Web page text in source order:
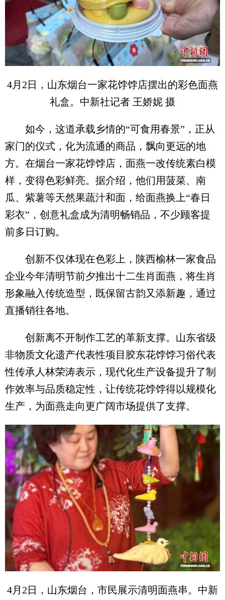
4月2日，山东烟台一家花饽饽店摆出的彩色面燕
礼盒。中新社记者 王娇妮 摄
如今，这道承载乡情的“可食用春景”，正从
家门的仪式，化为流通的商品，飘向更远的地
方。在烟台一家花饽饽店，面燕一改传统素白模
样，变得色彩鲜亮。据介绍，他们用菠菜、南
瓜、紫薯等天然果蔬汁和面，给面燕换上“春日
彩衣”，创意礼盒成为清明畅销品，不少顾客提
前多日订购。
创新不仅体现在色彩上，陕西榆林一家食品
企业今年清明节前夕推出十二生肖面燕，将生肖
形象融入传统造型，既保留古韵又添新趣，通过
直播销往各地。
创新离不开制作工艺的革新支撑。山东省级
非物质文化遗产代表性项目胶东花饽饽习俗代表
性传承人林荣涛表示，现代化生产设备提升了制
作效率与品质稳定性，让传统花饽饽得以规模化
生产，为面燕走向更广阔市场提供了支撑。
4月2日，山东烟台，市民展示清明面燕串。中新